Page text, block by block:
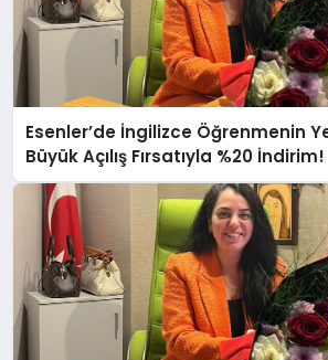
Esenler’de İngilizce Öğrenmenin
Büyük Açılış Fırsatıyla %20 İndirim!